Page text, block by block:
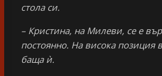
стола си.
– Кристина, на Милеви, се е
постоянно. На висока позиция
баща ѝ.